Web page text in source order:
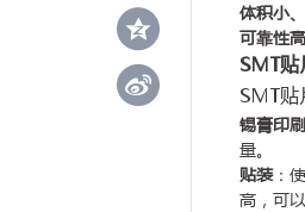
体积小
可靠性高
SMT贴
SMT贴
锡膏印刷
量。
贴装：
高，可